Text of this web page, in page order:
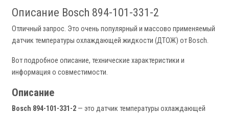
Описание Bosch 894-101-331-2
Отличный запрос. Это очень популярный и массово применяемый
датчик температуры охлаждающей жидкости (ДТОЖ) от Bosch.
Вот подробное описание, технические характеристики и
информация о совместимости.
Описание
Bosch 894-101-331-2 — это датчик температуры охлаждающей